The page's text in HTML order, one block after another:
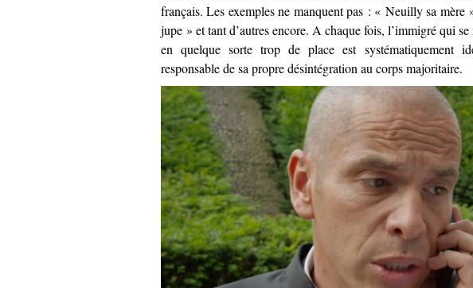
français. Les exemples ne manquent pas : « Neuilly sa
jupe » et tant d’autres encore. A chaque fois, l’immigré qui
en quelque sorte trop de place est systématiquement
responsable de sa propre désintégration au corps majoritaire.